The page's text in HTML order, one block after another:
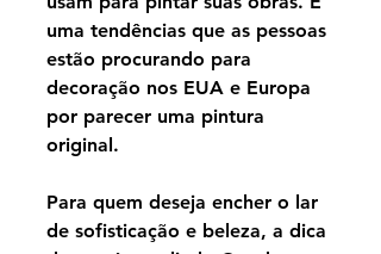
uma tendências que as pessoas
estão procurando para
decoração nos EUA e Europa
por parecer uma pintura
original.
Para quem deseja encher o lar
de sofisticação e beleza, a dica